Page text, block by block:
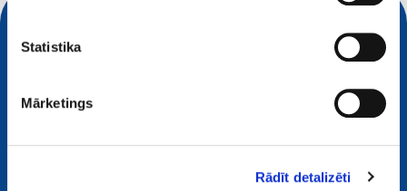
Statistika
Mārketings
Rādīt detalizēti